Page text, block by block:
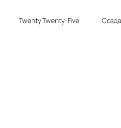
Twenty Twenty-Five